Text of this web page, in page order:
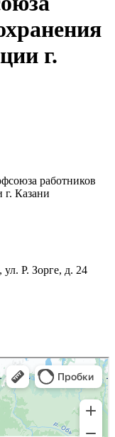
г.
работников
г. Казани
ул. Р. Зорге, д. 24